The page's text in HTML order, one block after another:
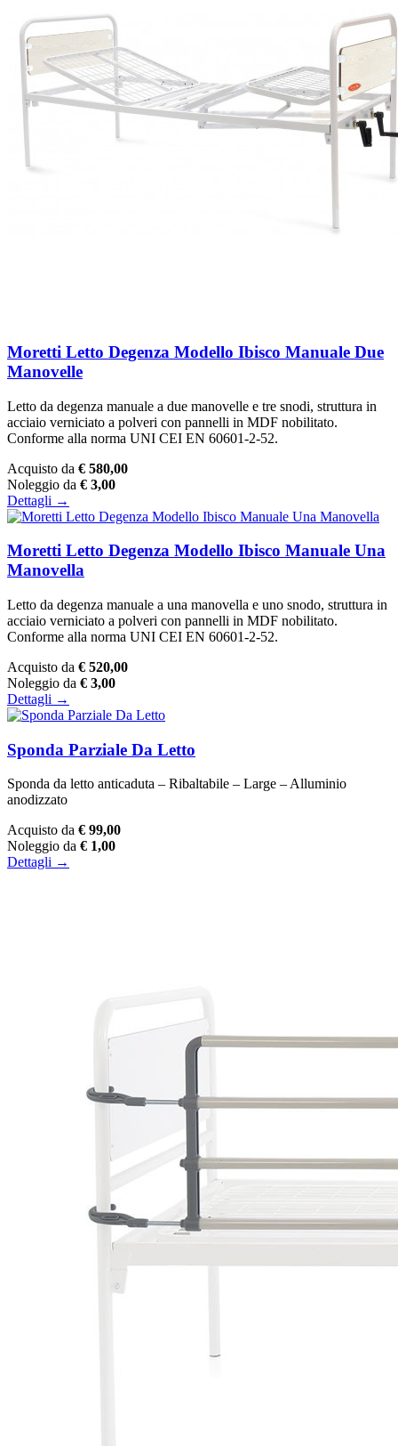
Moretti Letto Degenza Modello Ibisco Manuale Due
Manovelle
Letto da degenza manuale a due manovelle e tre snodi, struttura in
acciaio verniciato a polveri con pannelli in MDF nobilitato.
Conforme alla norma UNI CEI EN 60601-2-52.
Acquisto da € 580,00
Noleggio da € 3,00
Dettagli →
Moretti Letto Degenza Modello Ibisco Manuale Una
Manovella
Letto da degenza manuale a una manovella e uno snodo, struttura in
acciaio verniciato a polveri con pannelli in MDF nobilitato.
Conforme alla norma UNI CEI EN 60601-2-52.
Acquisto da € 520,00
Noleggio da € 3,00
Dettagli →
Sponda Parziale Da Letto
Sponda da letto anticaduta – Ribaltabile – Large – Alluminio
anodizzato
Acquisto da € 99,00
Noleggio da € 1,00
Dettagli →